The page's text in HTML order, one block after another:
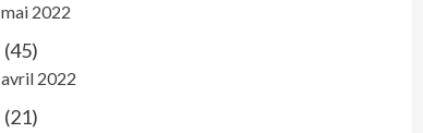
mai 2022
(45)
avril 2022
(21)